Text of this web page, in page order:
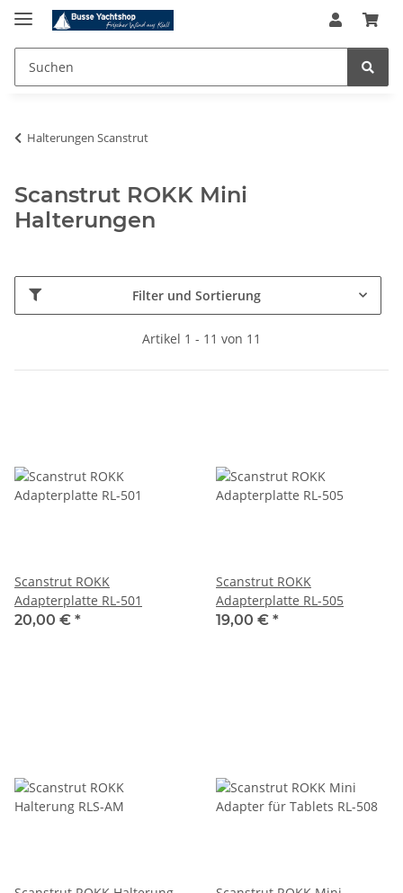
Halterungen Scanstrut
Scanstrut ROKK Mini
Halterungen
Filter und Sortierung
Artikel 1 - 11 von 11
Scanstrut ROKK
Adapterplatte RL-501
20,00 € *
Scanstrut ROKK
Adapterplatte RL-505
19,00 € *